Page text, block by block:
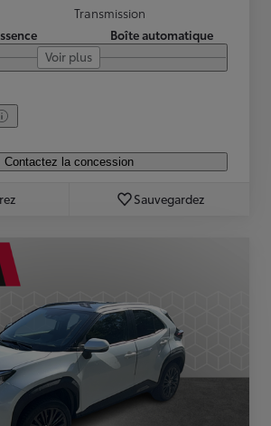
Transmission
Boîte automatique
Voir plus
Contactez la concession
Sauvegardez